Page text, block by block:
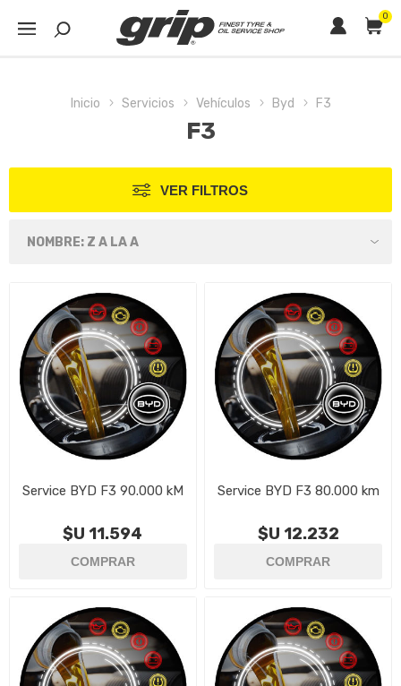
0
Inicio Servicios Vehículos Byd F3
F3
VER FILTROS
Service BYD F3 90.000 kM
$U 11.594
Service BYD F3 80.000 km
$U 12.232